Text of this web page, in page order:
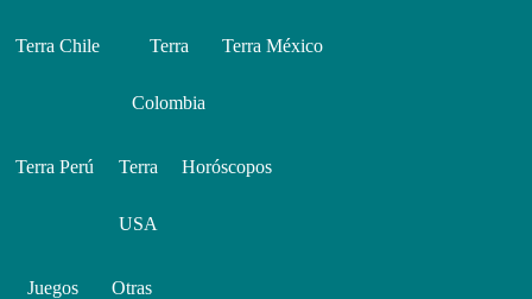
Terra Chile Terra
Colombia
Terra México
Terra Perú Terra
USA
Horóscopos
Juegos Otras